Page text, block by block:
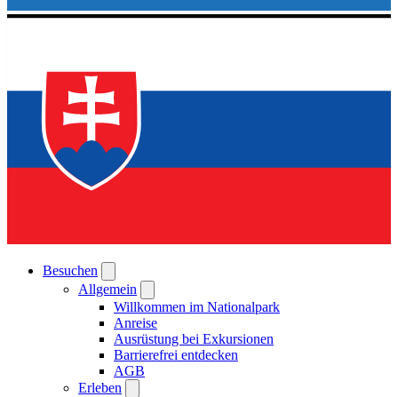
Besuchen
Allgemein
Willkommen im Nationalpark
Anreise
Ausrüstung bei Exkursionen
Barrierefrei entdecken
AGB
Erleben